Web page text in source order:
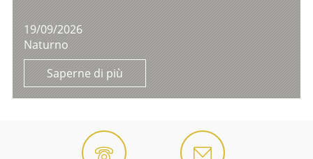
19/09/2026
Naturno
Saperne di più